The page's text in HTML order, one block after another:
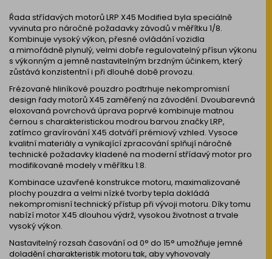
Řada střídavých motorů LRP X45 Modified byla speciálně
vyvinuta pro náročné požadavky závodů v měřítku 1/8.
Kombinuje vysoký výkon, přesné ovládání vozidla
a mimořádně plynulý, velmi dobře regulovatelný přísun výkonu
s výkonným a jemně nastavitelným brzdným účinkem, který
zůstává konzistentní i při dlouhé době provozu.
Frézované hliníkové pouzdro podtrhuje nekompromisní
design řady motorů X45 zaměřený na závodění. Dvoubarevná
eloxovaná povrchová úprava poprvé kombinuje matnou
černou s charakteristickou modrou barvou značky LRP,
zatímco gravírování X45 dotváří prémiový vzhled. Vysoce
kvalitní materiály a vynikající zpracování splňují náročné
technické požadavky kladené na moderní střídavý motor pro
modifikované modely v měřítku 1:8.
Kombinace uzavřené konstrukce motoru, maximalizované
plochy pouzdra a velmi nízké tvorby tepla dokládá
nekompromisní technický přístup při vývoji motoru. Díky tomu
nabízí motor X45 dlouhou výdrž, vysokou životnost a trvale
vysoký výkon.
Nastavitelný rozsah časování od 0° do 15° umožňuje jemné
doladění charakteristik motoru tak, aby vyhovovaly